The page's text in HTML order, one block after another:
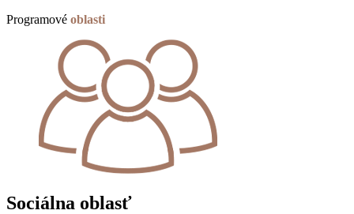
Programové oblasti
Sociálna oblasť